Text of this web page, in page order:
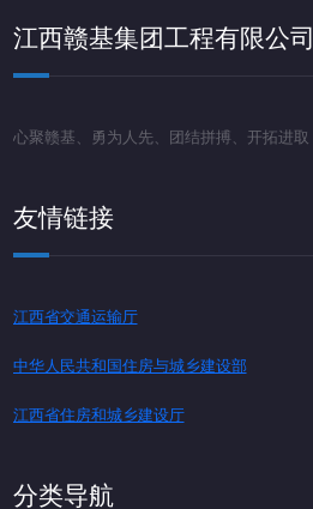
江西赣基集团工程有限公司
心聚赣基、勇为人先、团结拼搏、开拓进取
友情链接
江西省交通运输厅
中华人民共和国住房与城乡建设部
江西省住房和城乡建设厅
分类导航